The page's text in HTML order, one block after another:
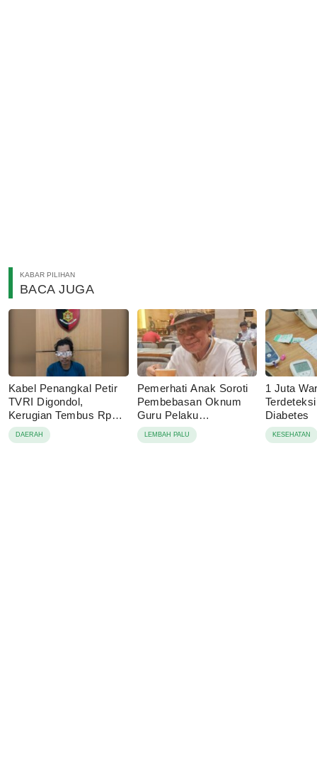
KABAR PILIHAN
BACA JUGA
Kabel Penangkal Petir
TVRI Digondol,
Kerugian Tembus Rp80
Juta
DAERAH
Pemerhati Anak Soroti
Pembebasan Oknum
Guru Pelaku
Pencabulan, Desak
Proses Hukum
LEMBAH PALU
1 Juta
Diabetes
KESEHATAN